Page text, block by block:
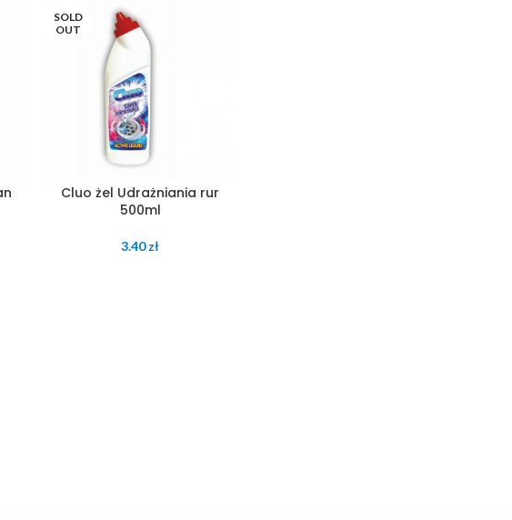
SOLD
OUT
Cluo żel Udrażniania rur
500ml
3.40zł